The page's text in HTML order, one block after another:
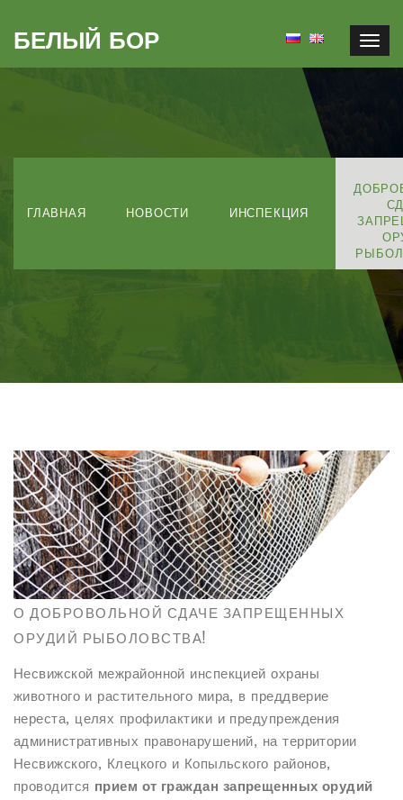
БЕЛЫЙ БОР
ГЛАВНАЯ НОВОСТИ ИНСПЕКЦИЯ
О ДОБРОВОЛЬНОЙ СДАЧЕ ЗАПРЕЩЕННЫХ
ОРУДИЙ РЫБОЛОВСТВА!
Несвижской межрайонной инспекцией охраны
животного и растительного мира, в преддверие
нереста, целях профилактики и предупреждения
административных правонарушений, на территории
Несвижского, Клецкого и Копыльского районов,
проводится прием от граждан запрещенных орудий